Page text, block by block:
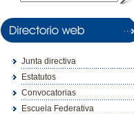
Junta directiva
Estatutos
Convocatorias
Escuela Federativa